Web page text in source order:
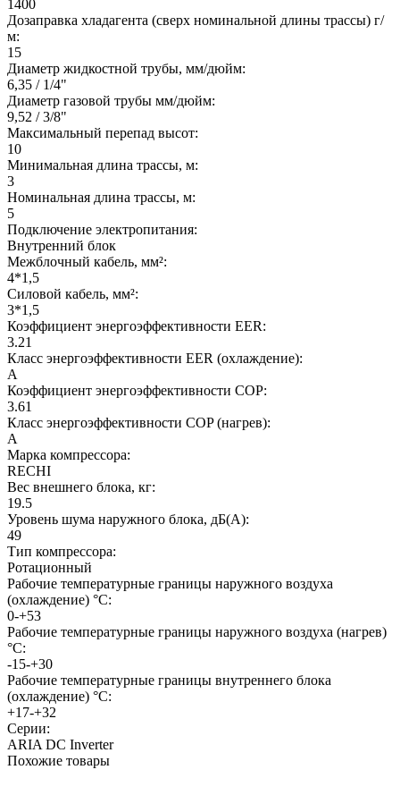
1400
Дозаправка хладагента (сверх номинальной длины трассы) г/
м:
15
Диаметр жидкостной трубы, мм/дюйм:
6,35 / 1/4"
Диаметр газовой трубы мм/дюйм:
9,52 / 3/8"
Максимальный перепад высот:
10
Минимальная длина трассы, м:
3
Номинальная длина трассы, м:
5
Подключение электропитания:
Внутренний блок
Межблочный кабель, мм²:
4*1,5
Силовой кабель, мм²:
3*1,5
Коэффициент энергоэффективности EER:
3.21
Класс энергоэффективности EER (охлаждение):
A
Коэффициент энергоэффективности COP:
3.61
Класс энергоэффективности COP (нагрев):
A
Марка компрессора:
RECHI
Вес внешнего блока, кг:
19.5
Уровень шума наружного блока, дБ(А):
49
Тип компрессора:
Ротационный
Рабочие температурные границы наружного воздуха
(охлаждение) °C:
0-+53
Рабочие температурные границы наружного воздуха (нагрев)
°C:
-15-+30
Рабочие температурные границы внутреннего блока
(охлаждение) °C:
+17-+32
Серии:
ARIA DC Inverter
Похожие товары